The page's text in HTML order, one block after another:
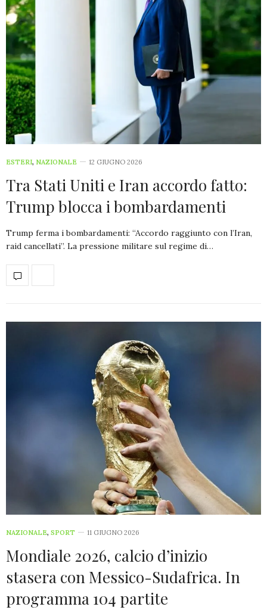
ESTERI, NAZIONALE 12 GIUGNO 2026
Tra Stati Uniti e Iran accordo fatto:
Trump blocca i bombardamenti
Trump ferma i bombardamenti: “Accordo raggiunto con l’Iran,
raid cancellati”. La pressione militare sul regime di…
NAZIONALE, SPORT 11 GIUGNO 2026
Mondiale 2026, calcio d’inizio
stasera con Messico-Sudafrica. In
programma 104 partite